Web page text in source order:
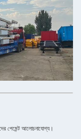
পেমেন্ট আলোচনাযোগ্য।